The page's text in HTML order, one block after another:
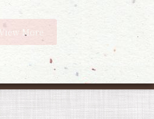
View More